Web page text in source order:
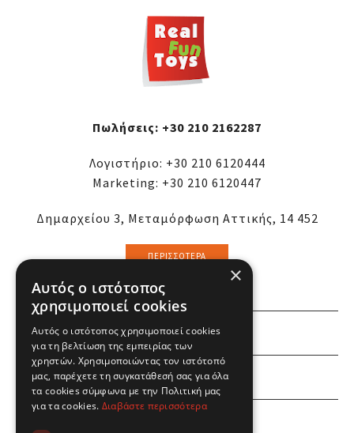
Πωλήσεις: +30 210 2162287
Λογιστήριο: +30 210 6120444
Marketing: +30 210 6120447
Δημαρχείου 3, Μεταμόρφωση Αττικής, 14 452
ΠΕΡΙΣΣΌΤΕΡΑ
ΕΜΕΙΣ
ΕΣΕΙΣ
×
Αυτός ο ιστότοπος
χρησιμοποιεί cookies
Αυτός ο ιστότοπος χρησιμοποιεί cookies
για τη βελτίωση της εμπειρίας των
χρηστών. Χρησιμοποιώντας τον ιστότοπό
μας, παρέχετε τη συγκατάθεσή σας για όλα
τα cookies σύμφωνα με την Πολιτική μας
για τα cookies. Διαβάστε περισσότερα